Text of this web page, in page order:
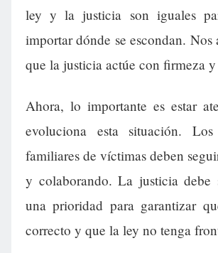
ley y la justicia son iguales
importar dónde se escondan. Nos
que la justicia actúe con firmeza y
Ahora, lo importante es estar
evoluciona esta situación.
familiares de víctimas deben
y colaborando. La justicia debe
una prioridad para garantizar
correcto y que la ley no tenga